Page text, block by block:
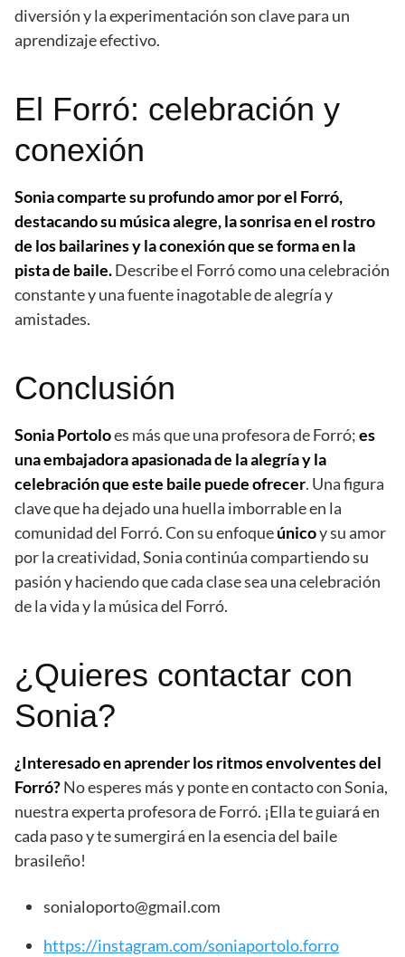
diversión y la experimentación son clave para un
aprendizaje efectivo.
El Forró: celebración y
conexión
Sonia comparte su profundo amor por el Forró,
destacando su música alegre, la sonrisa en el rostro
de los bailarines y la conexión que se forma en la
pista de baile.Describe el Forró como una celebración
constante y una fuente inagotable de alegría y
amistades.
Conclusión
Sonia Portoloes más que una profesora de Forró;es
una embajadora apasionada de la alegría y la
celebración que este baile puede ofrecer. Una figura
clave que ha dejado una huella imborrable en la
comunidad del Forró. Con su enfoqueúnicoy su amor
por la creatividad, Sonia continúa compartiendo su
pasión y haciendo que cada clase sea una celebración
de la vida y la música del Forró.
¿Quieres contactar con
Sonia?
¿Interesado en aprender los ritmos envolventes del
Forró?No esperes más y ponte en contacto con Sonia,
nuestra experta profesora de Forró. ¡Ella te guiará en
cada paso y te sumergirá en la esencia del baile
brasileño!
sonialoporto@gmail.com
https://instagram.com/soniaportolo.forro